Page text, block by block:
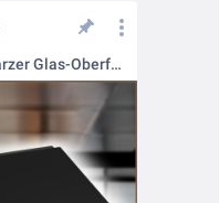
Infrarotheizung mit schwarzer Glas-Oberfläche